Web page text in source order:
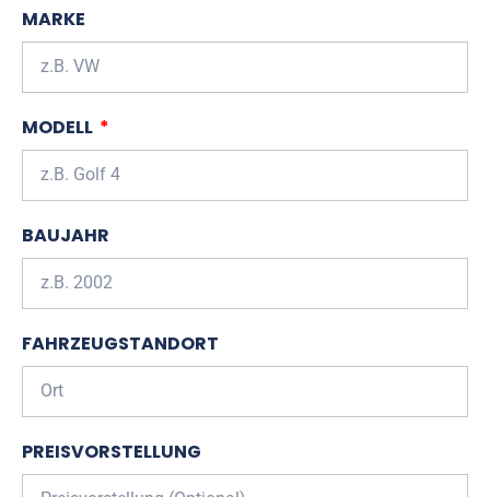
MARKE
MODELL
BAUJAHR
FAHRZEUGSTANDORT
PREISVORSTELLUNG